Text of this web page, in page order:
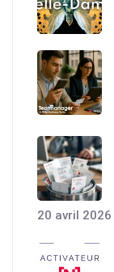
20 avril 2026